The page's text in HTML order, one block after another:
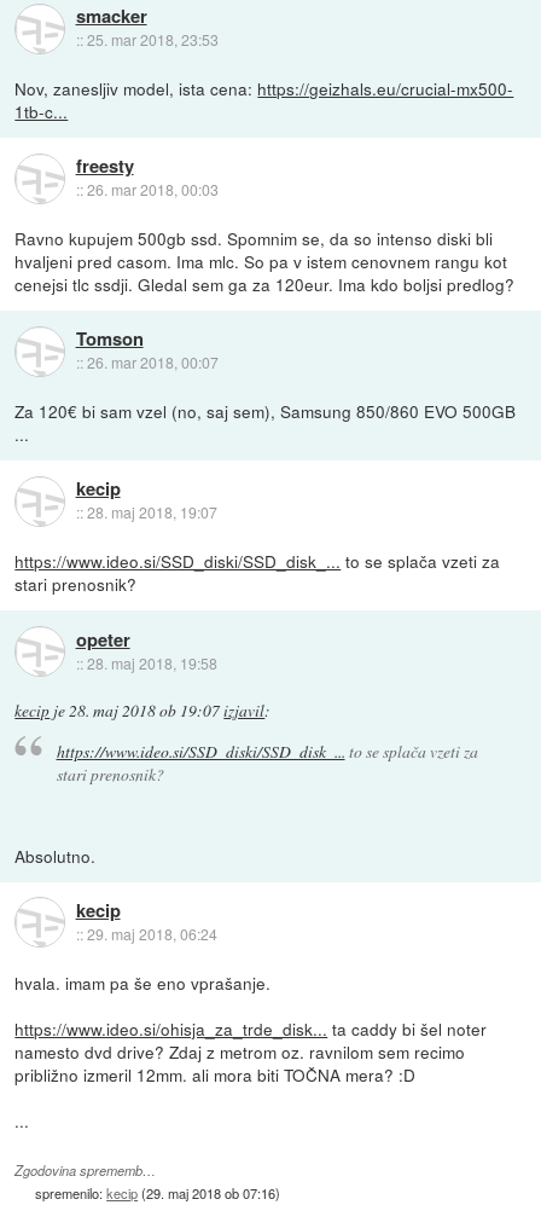
smacker
::25. mar 2018, 23:53
Nov, zanesljiv model, ista cena: https://geizhals.eu/crucial-mx500-
1tb-c...
freesty
::26. mar 2018, 00:03
Ravno kupujem 500gb ssd. Spomnim se, da so intenso diski bli
hvaljeni pred casom. Ima mlc. So pa v istem cenovnem rangu kot
cenejsi tlc ssdji. Gledal sem ga za 120eur. Ima kdo boljsi predlog?
Tomson
::26. mar 2018, 00:07
Za 120€ bi sam vzel (no, saj sem), Samsung 850/860 EVO 500GB
...
kecip
::28. maj 2018, 19:07
https://www.ideo.si/SSD_diski/SSD_disk_... to se splača vzeti za
stari prenosnik?
opeter
::28. maj 2018, 19:58
kecip je28. maj 2018 ob 19:07izjavil:
https://www.ideo.si/SSD_diski/SSD_disk_... to se splača vzeti za
stari prenosnik?
Absolutno.
kecip
::29. maj 2018, 06:24
hvala. imam pa še eno vprašanje.
https://www.ideo.si/ohisja_za_trde_disk... ta caddy bi šel noter
namesto dvd drive? Zdaj z metrom oz. ravnilom sem recimo
približno izmeril 12mm. ali mora biti TOČNA mera? :D
...
Zgodovina sprememb…
spremenilo:kecip(29. maj 2018 ob 07:16)